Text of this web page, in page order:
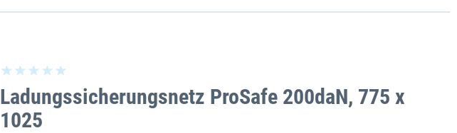
Ladungssicherungsnetz ProSafe 200daN, 775 x
1025